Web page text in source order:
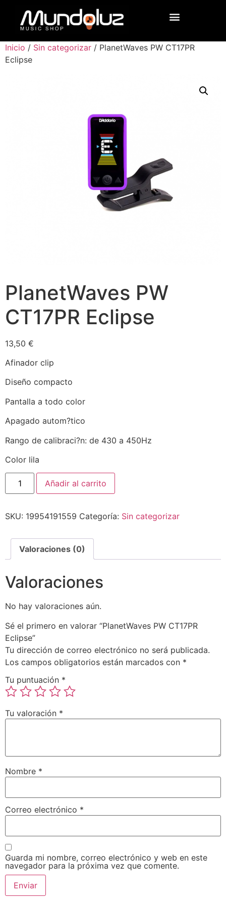
Inicio / Sin categorizar / PlanetWaves PW CT17PR
Eclipse
PlanetWaves PW
CT17PR Eclipse
13,50 €
Afinador clip
Diseño compacto
Pantalla a todo color
Apagado autom?tico
Rango de calibraci?n: de 430 a 450Hz
Color lila
Añadir al carrito
SKU: 19954191559 Categoría: Sin categorizar
Valoraciones (0)
Valoraciones
No hay valoraciones aún.
Sé el primero en valorar “PlanetWaves PW CT17PR
Eclipse”
Tu dirección de correo electrónico no será publicada.
Los campos obligatorios están marcados con *
Tu puntuación *
Tu valoración *
Nombre *
Correo electrónico *
Guarda mi nombre, correo electrónico y web en este
navegador para la próxima vez que comente.